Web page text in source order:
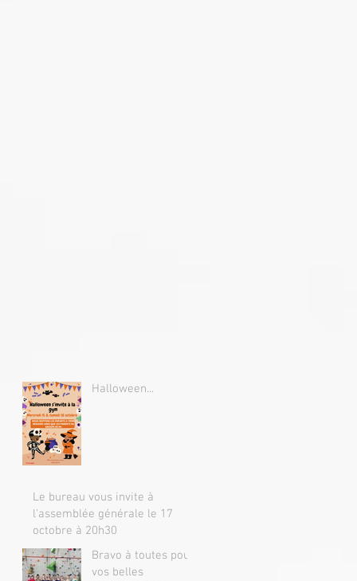
Halloween...
Le bureau vous invite à
l'assemblée générale le 17
octobre à 20h30
Bravo à toutes pour
vos belles